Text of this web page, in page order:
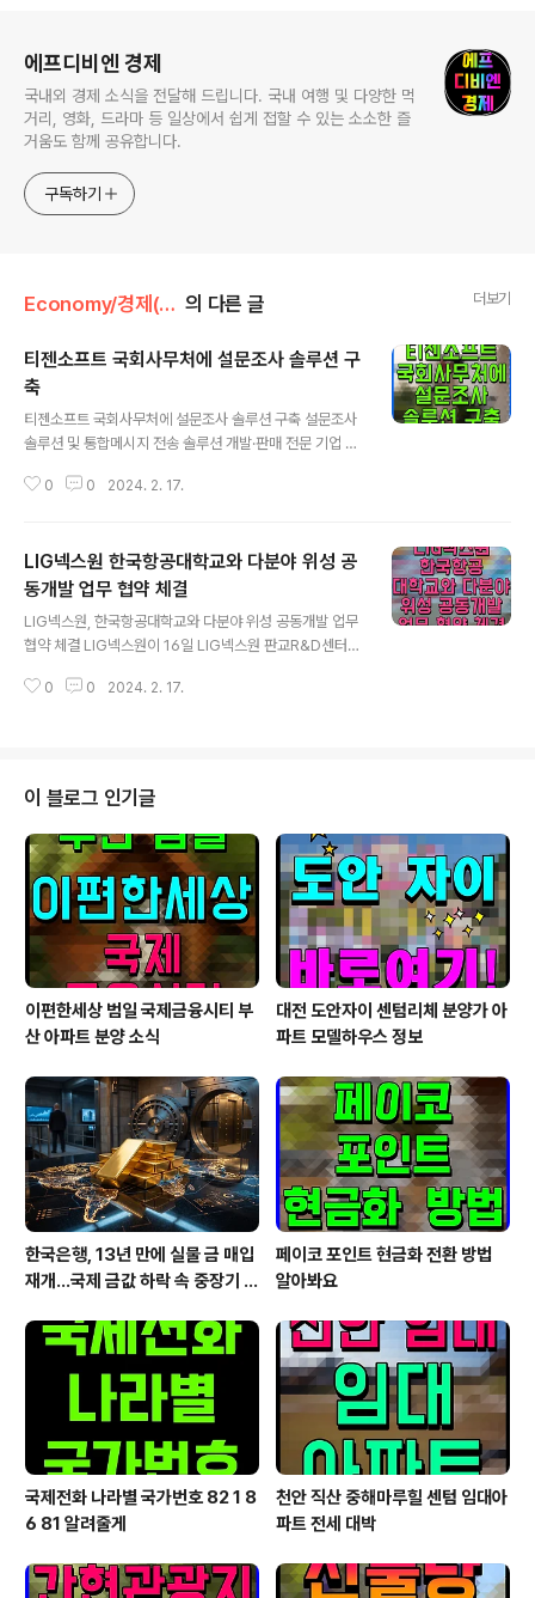
에프디비엔 경제
국내외 경제 소식을 전달해 드립니다. 국내 여행 및 다양한 먹
거리, 영화, 드라마 등 일상에서 쉽게 접할 수 있는 소소한 즐
거움도 함께 공유합니다.
구독하기
Economy/경제(산업·정책) 의 다른 글 더보기
티젠소프트 국회사무처에 설문조사 솔루션 구
축
티젠소프트 국회사무처에 설문조사 솔루션 구축 설문조사
솔루션 및 통합메시지 전송 솔루션 개발·판매 전문 기업 티
ey’를 성공적으로 구축했다고 밝혔다. 국회사무처(nas.n
해 대상 직원을 선정했다. 직원 유형별, 직급별 설문조사 참
여 대상 그룹을 유연하게 선택할 수 있어 다양한 유형의 직
원별 의견을 반영하도록 구축했다. 반응형 설문지를 알림
톡, 이메일, 문자로 발송해 모바일에서 손쉽게 설문 참여가
절감 및 패널 설문 정보 축적이 가능하게 됐다. 티젠소프트
0 0 2024. 2. 17.
LIG넥스원 한국항공대학교와 다분야 위성 공
동개발 업무 협약 체결
LIG넥스원, 한국항공대학교와 다분야 위성 공동개발 업무
협약 체결 LIG넥스원이 16일 LIG넥스원 판교R&D센터에
체계 구축을 위한 업무 협약을 체결했다. 이날 행사에는 신
에 적극적으로 대응하고자 △신호정보, 지구관측, 통신위
성 등 다양한 위성 기술분야 공동개발 추진 △우주전문인
력 공동 양성 △공유 협업체계 구축 등에 대해 양 기관이
상호 협력해 나가기로 했다. LIG넥스원은 2022년 10월
에 한국항공대학교와 함께 우주산업분야 기술 및 학술정보
를 교류하고 공동 인재 육성에 나서고자 우주..
0 0 2024. 2. 17.
이 블로그 인기글
이편한세상 범일 국제금융시티 부
산 아파트 분양 소식
대전 도안자이 센텀리체 분양가 아
파트 모델하우스 정보
한국은행, 13년 만에 실물 금 매입
재개…국제 금값 하락 속 중장기 대
페이코 포인트 현금화 전환 방법
알아봐요
국제전화 나라별 국가번호 82 1 8
6 81 알려줄게
천안 직산 중해마루힐 센텀 임대아
파트 전세 대박